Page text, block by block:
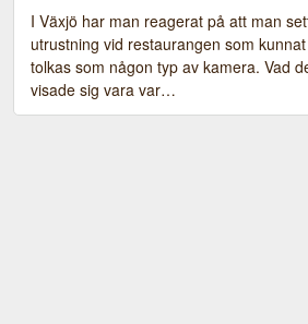
I Växjö har man reagerat på att man
utrustning vid restaurangen som kunnat
tolkas som någon typ av kamera. Vad
visade sig vara var…